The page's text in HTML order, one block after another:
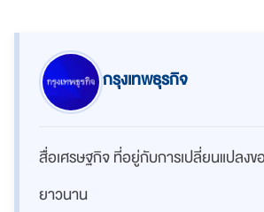
กรุงเทพธุรกิจ
สื่อเศรษฐกิจ ที่อยู่กับการเปลี่ยนแปลงข
ยาวนาน